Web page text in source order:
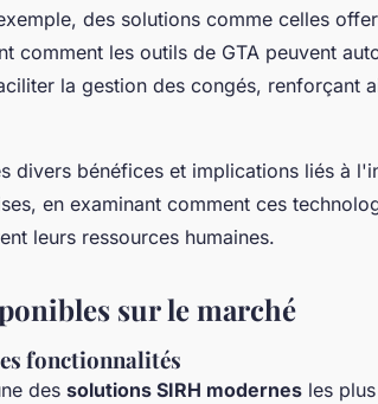
des solutions comme celles
comment les outils de GTA peuvent
la gestion des congés, renforçant
divers bénéfices et implications liés à
en examinant comment ces
leurs ressources humaines.
sur le marché
fonctionnalités
des solutions SIRH modernes les